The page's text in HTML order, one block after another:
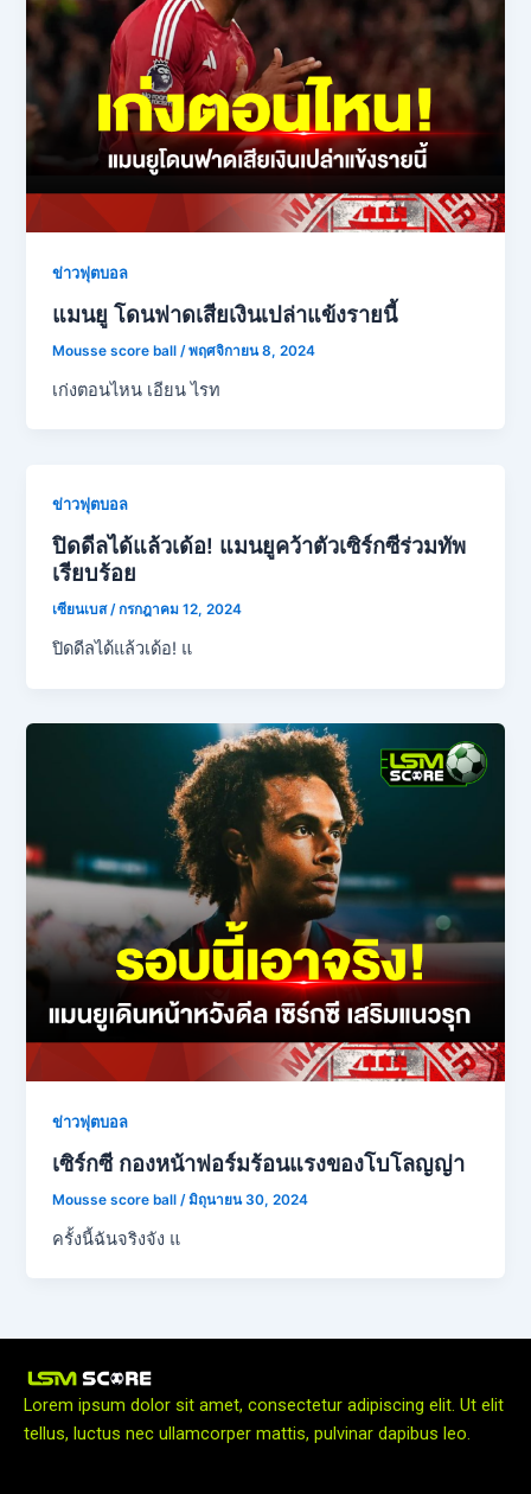
ข่าวฟุตบอล
แมนยู โดนฟาดเสียเงินเปล่าแข้งรายนี้
Mousse score ball /พฤศจิกายน 8, 2024
เก่งตอนไหน เอียน ไรท
ข่าวฟุตบอล
ปิดดีลได้แล้วเด้อ! แมนยูคว้าตัวเซิร์กซีร่วมทัพ
เรียบร้อย
เซียนเบส/กรกฎาคม 12, 2024
ปิดดีลได้แล้วเด้อ! แ
ข่าวฟุตบอล
เซิร์กซี กองหน้าฟอร์มร้อนแรงของโบโลญญ่า
Mousse score ball /มิถุนายน 30, 2024
ครั้งนี้ฉันจริงจัง แ
Lorem ipsum dolor sit amet, consectetur adipiscing elit. Ut elit
tellus, luctus nec ullamcorper mattis, pulvinar dapibus leo.